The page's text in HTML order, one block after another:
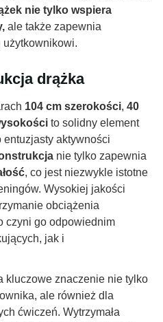
nie tylko wspiera
ale także zapewnia
użytkownikowi.
drążka
104 cm szerokości, 40
to solidny element
aktywności
nie tylko zapewnia
, co jest niezwykle istotne
Wysokiej jakości
obciążenia
czyni go odpowiednim
jak i
kluczowe znaczenie nie tylko
ale również dla
ćwiczeń. Wytrzymała